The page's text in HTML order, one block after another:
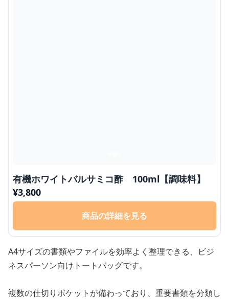
有機ホワイトバルサミコ酢 100ml【調味料】
¥3,800
商品の詳細を見る
A4サイズの書類やファイルを効率よく整理できる、ビジ
ネスパーソン向けトートバッグです。
複数の仕切りポケットが備わっており、重要書類を分類し